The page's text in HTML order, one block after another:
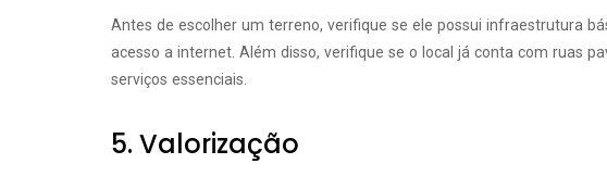
Antes de escolher um terreno, verifique se ele possui infraestrutura
acesso a internet. Além disso, verifique se o local já conta com ruas
serviços essenciais.
5. Valorização